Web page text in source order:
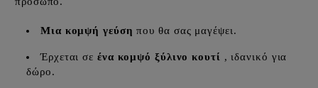
Μια κομψή γεύση που θα σας μαγέψει.
Έρχεται σε ένα κομψό ξύλινο κουτί , ιδανικό για
δώρο.